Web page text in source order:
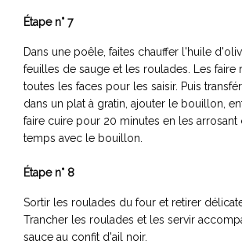
Étape n° 7
Dans une poêle, faites chauffer l'huile
feuilles de sauge et les roulades. Les faire
toutes les faces pour les saisir. Puis
dans un plat à gratin, ajouter le bouillon,
faire cuire pour 20 minutes en les arrosant
temps avec le bouillon.
Étape n° 8
Sortir les roulades du four et retirer
Trancher les roulades et les servir
sauce au confit d'ail noir.